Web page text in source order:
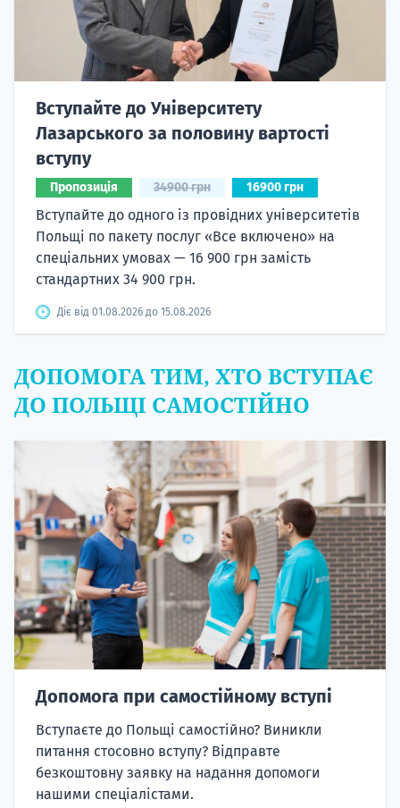
Вступайте до Університету
Лазарського за половину вартості
вступу
Пропозиція 34900 грн 16900 грн
Вступайте до одного із провідних університетів
Польщі по пакету послуг «Все включено» на
спеціальних умовах — 16 900 грн замість
стандартних 34 900 грн.
Діє від 01.08.2026 до 15.08.2026
ДОПОМОГА ТИМ, ХТО ВСТУПАЄ
ДО ПОЛЬЩІ САМОСТІЙНО
Допомога при самостійному вступі
Вступаєте до Польщі самостійно? Виникли
питання стосовно вступу? Відправте
безкоштовну заявку на надання допомоги
нашими спеціалістами.